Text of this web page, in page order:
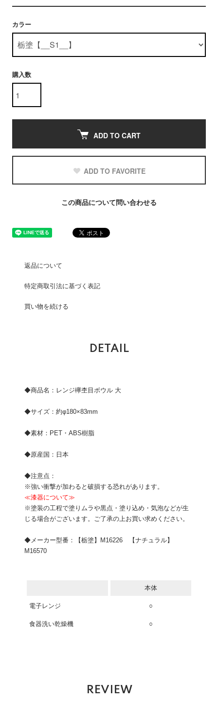
カラー
購入数
ADD TO CART
ADD TO FAVORITE
この商品について問い合わせる
返品について
特定商取引法に基づく表記
買い物を続ける
DETAIL
◆商品名：レンジ欅杢目ボウル 大
◆サイズ：約φ180×83mm
◆素材：PET・ABS樹脂
◆原産国：日本
◆注意点：
※強い衝撃が加わると破損する恐れがあります。
≪漆器について≫
※塗装の工程で塗りムラや黒点・塗り込め・気泡などが生
じる場合がございます。ご了承の上お買い求めください。
◆メーカー型番：【栃塗】M16226 【ナチュラル】
M16570
本体
電子レンジ ○
食器洗い乾燥機 ○
REVIEW